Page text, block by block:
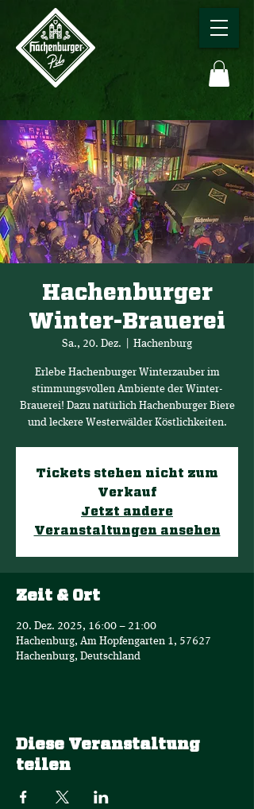
Hachenburger
Winter-Brauerei
Sa., 20. Dez. Hachenburg
Erlebe Hachenburger Winterzauber im
stimmungsvollen Ambiente der Winter-
Brauerei! Dazu natürlich Hachenburger Biere
und leckere Westerwälder Köstlichkeiten.
Tickets stehen nicht zum
Verkauf
Jetzt andere
Veranstaltungen ansehen
Zeit & Ort
20. Dez. 2025, 16:00 – 21:00
Hachenburg, Am Hopfengarten 1, 57627
Hachenburg, Deutschland
Diese Veranstaltung
teilen